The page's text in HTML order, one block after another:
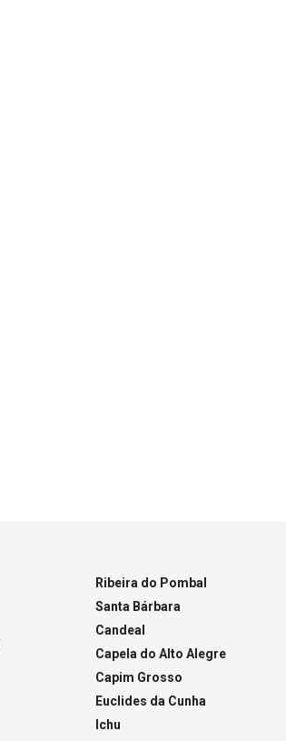
Ribeira do Pombal
Santa Bárbara
Candeal
Capela do Alto Alegre
Capim Grosso
Euclides da Cunha
Ichu